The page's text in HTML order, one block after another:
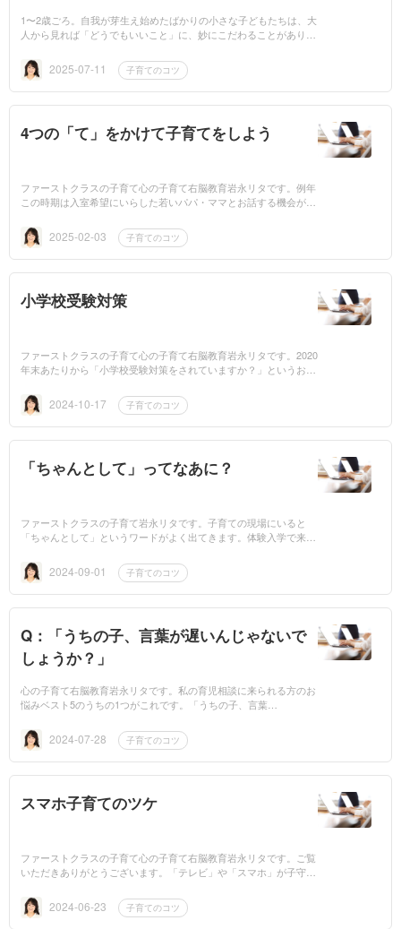
1〜2歳ごろ。自我が芽生え始めたばかりの小さな子どもたちは、大
人から見れば「どうでもいいこと」に、妙にこだわることがありま
したくなるよ...
2025-07-11 子育てのコツ
4つの「て」をかけて子育てをしよう
ファーストクラスの子育て心の子育て右脳教育岩永リタです。例年
この時期は入室希望にいらした若いパパ・ママとお話する機会が増
ます。...2025-02-03 子育てのコツ
小学校受験対策
ファーストクラスの子育て心の子育て右脳教育岩永リタです。2020
年末あたりから「小学校受験対策をされていますか？」というお問
は小... 2024-10-17 子育てのコツ
「ちゃんとして」ってなあに？
ファーストクラスの子育て岩永リタです。子育ての現場にいると
「ちゃんとして」というワードがよく出てきます。体験入学で来ら
儀...
2024-09-01 子育てのコツ
Q：「うちの子、言葉が遅いんじゃないで
しょうか？」
心の子育て右脳教育岩永リタです。私の育児相談に来られる方のお
悩みベスト5のうちの1つがこれです。「うちの子、言葉
としたお遊びを...
2024-07-28 子育てのコツ
スマホ子育てのツケ
ファーストクラスの子育て心の子育て右脳教育岩永リタです。ご覧
いただきありがとうございます。「テレビ」や「スマホ」が子守り
2024-06-23 子育てのコツ